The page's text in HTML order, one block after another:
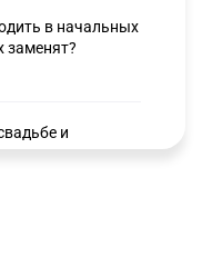
в начальных
заменят?
и
Почему в
цены на